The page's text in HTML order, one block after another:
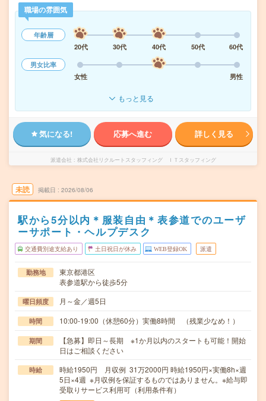
職場の雰囲気
年齢層
20代
30代 40代 50代
60代
男女比率
女性
男性
もっと見る
気になる! 応募へ進む 詳しく見る
派遣会社 株式会社リクルートスタッフィング ＩＴスタッフィング
未読 掲載日 2026/08/06
駅から5分以内＊服装自由＊表参道でのユーザ
ーサポート・ヘルプデスク
交通費別途支給あり 土日祝日が休み WEB登録OK 派遣
勤務地
東京都港区
表参道駅から徒歩5分
曜日頻度 月～金／週5日
時間 10:00-19:00（休憩60分）実働8時間 （残業少なめ！）
期間
【急募】即日～長期 ※1か月以内のスタートも可能！開始
日はご相談ください
時給
時給1950円 月収例 31万2000円 時給1950円×実働8h×週
5日×4週 ※月収例を保証するものではありません。※給与即
受取りサービス利用可（利用条件有）